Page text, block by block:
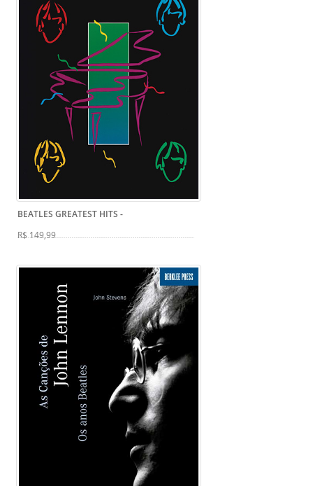
BEATLES GREATEST HITS -
R$ 149,99